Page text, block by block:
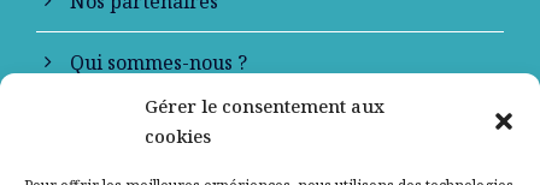
Gérer le consentement aux
cookies
Qui sommes-nous ?
Contactez-nous